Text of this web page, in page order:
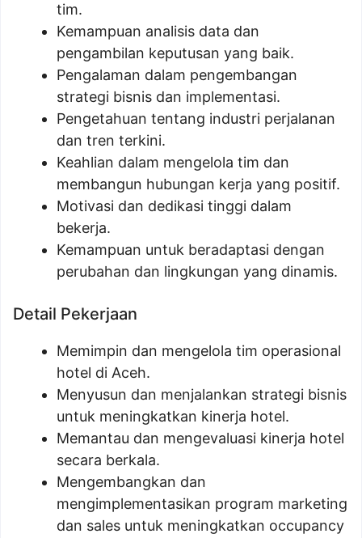
tim.
Kemampuan analisis data dan
pengambilan keputusan yang baik.
Pengalaman dalam pengembangan
strategi bisnis dan implementasi.
Pengetahuan tentang industri perjalanan
dan tren terkini.
Keahlian dalam mengelola tim dan
membangun hubungan kerja yang positif.
Motivasi dan dedikasi tinggi dalam
bekerja.
Kemampuan untuk beradaptasi dengan
perubahan dan lingkungan yang dinamis.
Detail Pekerjaan
Memimpin dan mengelola tim operasional
hotel di Aceh.
Menyusun dan menjalankan strategi bisnis
untuk meningkatkan kinerja hotel.
Memantau dan mengevaluasi kinerja hotel
secara berkala.
Mengembangkan dan
mengimplementasikan program marketing
dan sales untuk meningkatkan occupancy